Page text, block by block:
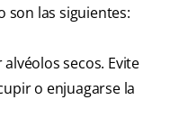
son las siguientes:
secos. Evite
o enjuagarse la